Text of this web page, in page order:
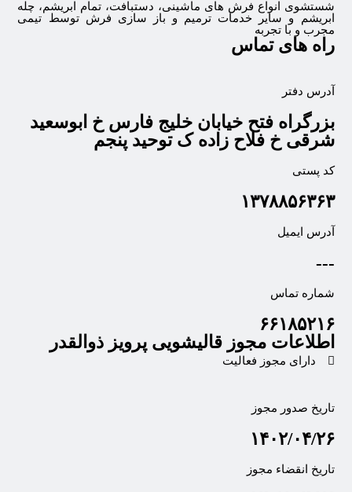
شستشوی انواع فرش های ماشینی، دستبافت، تمام ابریشم، چله
ابریشم و سایر خدمات ترمیم و باز سازی فرش توسط تیمی
مجرب و با تجربه
راه های تماس
آدرس دفتر
بزرگراه فتح خیابان خلیج فارس خ ابوسعید
شرقی خ فلاح زاده ک توحید پنجم
کد پستی
۱۳۷۸۸۵۶۳۶۳
آدرس ایمیل
---
شماره تماس
۶۶۱۸۵۲۱۶
اطلاعات مجوز قالیشویی پرویز ذوالقدر
دارای مجوز فعالیت
تاریخ صدور مجوز
۱۴۰۲/۰۴/۲۶
تاریخ انقضاء مجوز